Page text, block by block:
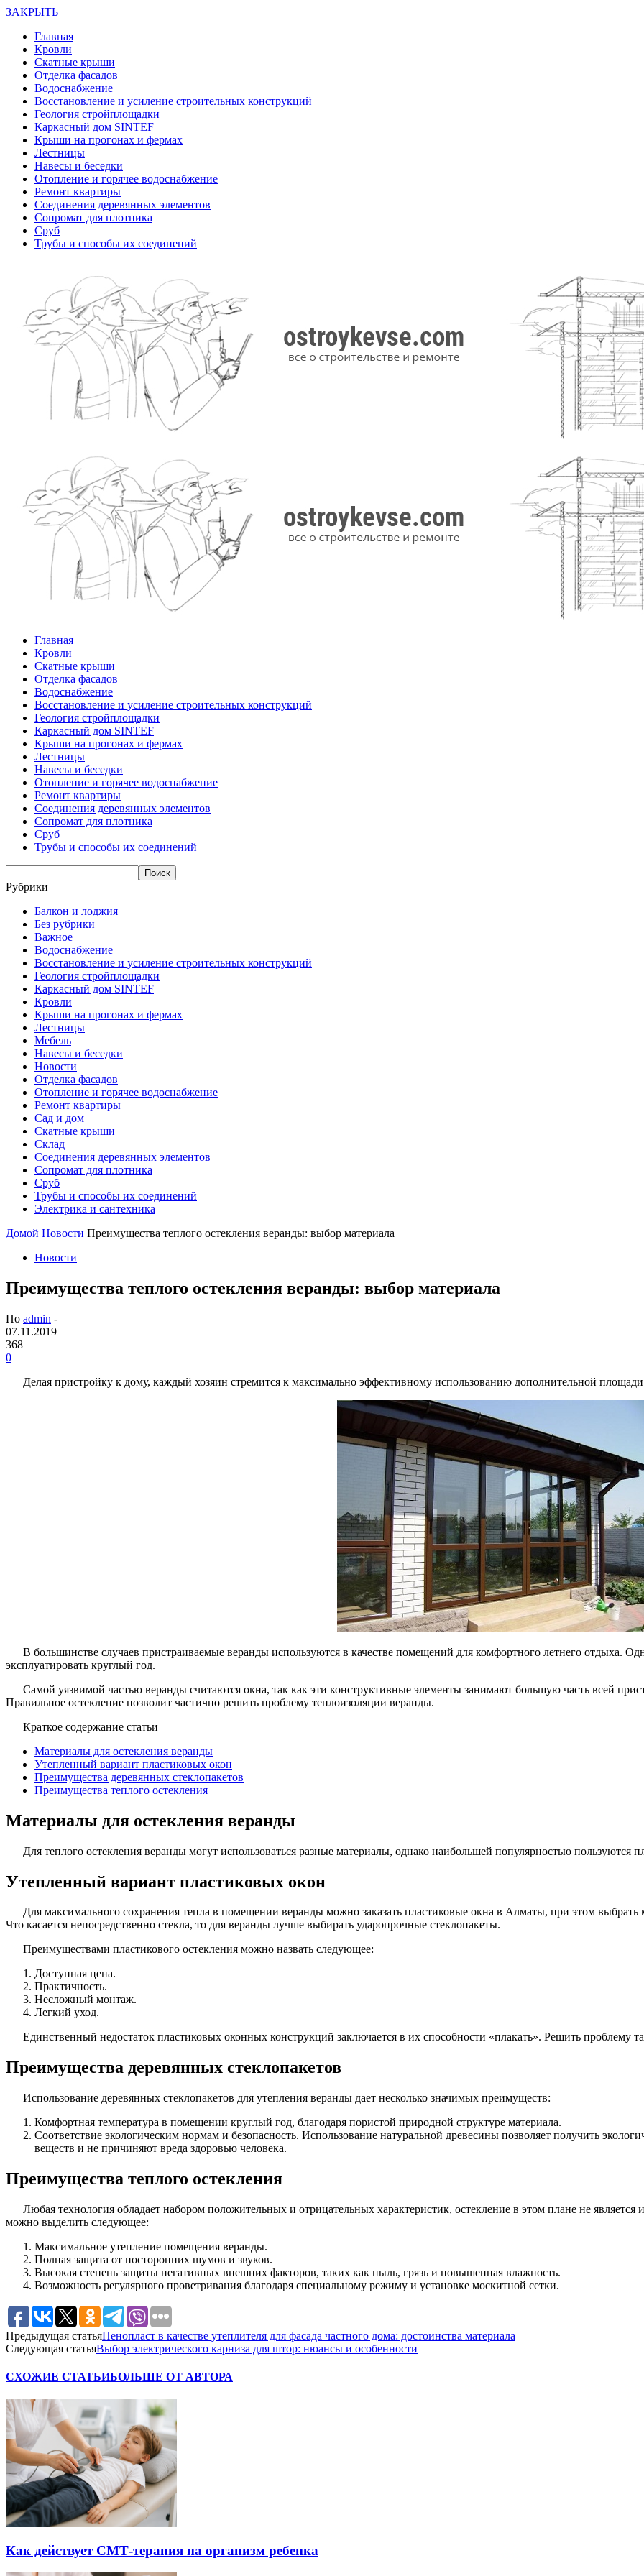
ЗАКРЫТЬ
Главная
Кровли
Скатные крыши
Отделка фасадов
Водоснабжение
Восстановление и усиление строительных конструкций
Геология стройплощадки
Каркасный дом SINTEF
Крыши на прогонах и фермах
Лестницы
Навесы и беседки
Отопление и горячее водоснабжение
Ремонт квартиры
Соединения деревянных элементов
Сопромат для плотника
Сруб
Трубы и способы их соединений
Главная
Кровли
Скатные крыши
Отделка фасадов
Водоснабжение
Восстановление и усиление строительных конструкций
Геология стройплощадки
Каркасный дом SINTEF
Крыши на прогонах и фермах
Лестницы
Навесы и беседки
Отопление и горячее водоснабжение
Ремонт квартиры
Соединения деревянных элементов
Сопромат для плотника
Сруб
Трубы и способы их соединений
Рубрики
Балкон и лоджия
Без рубрики
Важное
Водоснабжение
Восстановление и усиление строительных конструкций
Геология стройплощадки
Каркасный дом SINTEF
Кровли
Крыши на прогонах и фермах
Лестницы
Мебель
Навесы и беседки
Новости
Отделка фасадов
Отопление и горячее водоснабжение
Ремонт квартиры
Сад и дом
Скатные крыши
Склад
Соединения деревянных элементов
Сопромат для плотника
Сруб
Трубы и способы их соединений
Электрика и сантехника
Домой Новости Преимущества теплого остекления веранды: выбор материала
Новости
Преимущества теплого остекления веранды: выбор материала
По admin -
07.11.2019
368
0
Делая пристройку к дому, каждый хозяин стремится к максимально эффективному использованию дополнительной
В большинстве случаев пристраиваемые веранды используются в качестве помещений для комфортного летнего отдыха.
эксплуатировать круглый год.
Самой уязвимой частью веранды считаются окна, так как эти конструктивные элементы занимают большую часть всей
Правильное остекление позволит частично решить проблему теплоизоляции веранды.
Краткое содержание статьи
Материалы для остекления веранды
Утепленный вариант пластиковых окон
Преимущества деревянных стеклопакетов
Преимущества теплого остекления
Материалы для остекления веранды
Для теплого остекления веранды могут использоваться разные материалы, однако наибольшей популярностью пользуются
Утепленный вариант пластиковых окон
Для максимального сохранения тепла в помещении веранды можно заказать пластиковые окна в Алматы, при этом
Что касается непосредственно стекла, то для веранды лучше выбирать ударопрочные стеклопакеты.
Преимуществами пластикового остекления можно назвать следующее:
Доступная цена.
Практичность.
Несложный монтаж.
Легкий уход.
Единственный недостаток пластиковых оконных конструкций заключается в их способности «плакать». Решить проблему
Преимущества деревянных стеклопакетов
Использование деревянных стеклопакетов для утепления веранды дает несколько значимых преимуществ:
Комфортная температура в помещении круглый год, благодаря пористой природной структуре материала.
Соответствие экологическим нормам и безопасность. Использование натуральной древесины позволяет получить
веществ и не причиняют вреда здоровью человека.
Преимущества теплого остекления
Любая технология обладает набором положительных и отрицательных характеристик, остекление в этом плане не
можно выделить следующее:
Максимальное утепление помещения веранды.
Полная защита от посторонних шумов и звуков.
Высокая степень защиты негативных внешних факторов, таких как пыль, грязь и повышенная влажность.
Возможность регулярного проветривания благодаря специальному режиму и установке москитной сетки.
Предыдущая статьяПенопласт в качестве утеплителя для фасада частного дома: достоинства материала
Следующая статьяВыбор электрического карниза для штор: нюансы и особенности
СХОЖИЕ СТАТЬИБОЛЬШЕ ОТ АВТОРА
Как действует СМТ-терапия на организм ребенка